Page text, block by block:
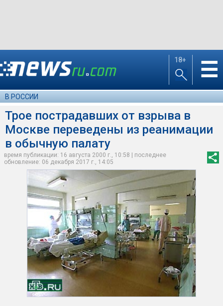
18+ ☰
В РОССИИ
Трое пострадавших от взрыва в
Москве переведены из реанимации
в обычную палату
время публикации: 16 августа 2000 г., 10:58 | последнее
обновление: 06 декабря 2017 г., 14:05